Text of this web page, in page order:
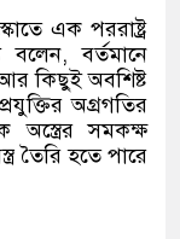
এক পররাষ্ট্র
বর্তমানে
আর কিছুই অবশিষ্ট
অগ্রগতির
অস্ত্রের সমকক্ষ
তৈরি হতে পারে